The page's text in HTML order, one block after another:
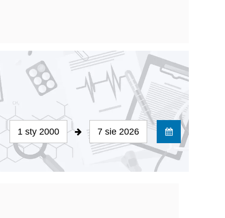
1 sty 2000 7 sie 2026